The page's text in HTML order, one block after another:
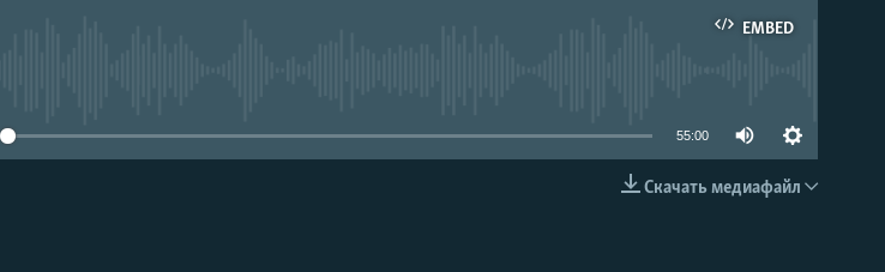
EMBED
EMBED
55:00
Скачать медиафайл